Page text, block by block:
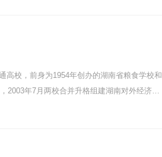
高校，前身为1954年创办的湖南省粮食学校和
2003年7月两校合并升格组建湖南对外经济贸